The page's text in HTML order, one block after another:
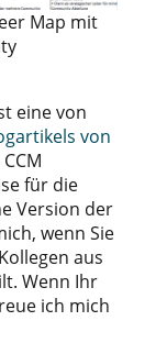
Map mit
eine von
von
für die
Version der
wenn Sie
aus
Wenn Ihr
ich mich